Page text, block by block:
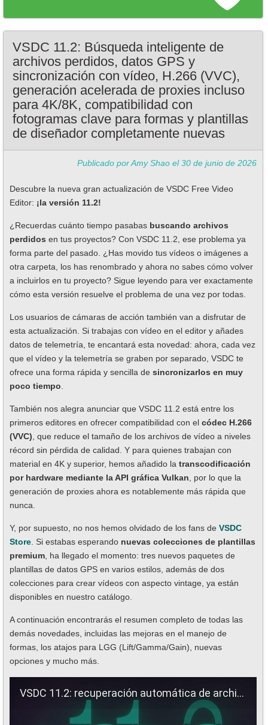
VSDC 11.2: Búsqueda inteligente de
archivos perdidos, datos GPS y
sincronización con vídeo, H.266 (VVC),
generación acelerada de proxies incluso
para 4K/8K, compatibilidad con
fotogramas clave para formas y plantillas
de diseñador completamente nuevas
Publicado por Amy Shao el30 de junio de 2026
Descubre la nueva gran actualización de VSDC Free Video
Editor: ¡la versión 11.2!
¿Recuerdas cuánto tiempo pasabas buscando archivos
perdidos en tus proyectos? Con VSDC 11.2, ese problema ya
forma parte del pasado. ¿Has movido tus vídeos o imágenes a
otra carpeta, los has renombrado y ahora no sabes cómo volver
a incluirlos en tu proyecto? Sigue leyendo para ver exactamente
cómo esta versión resuelve el problema de una vez por todas.
Los usuarios de cámaras de acción también van a disfrutar de
esta actualización. Si trabajas con vídeo en el editor y añades
datos de telemetría, te encantará esta novedad: ahora, cada vez
que el vídeo y la telemetría se graben por separado, VSDC te
ofrece una forma rápida y sencilla de sincronizarlos en muy
poco tiempo
También nos alegra anunciar que VSDC 11.2 está entre los
primeros editores en ofrecer compatibilidad con el códec H.266
(VVC) , que reduce el tamaño de los archivos de vídeo a niveles
récord sin pérdida de calidad. Y para quienes trabajan con
material en 4K y superior, hemos añadido la transcodificación
por hardware mediante la API gráfica Vulkan , por lo que la
generación de proxies ahora es notablemente más rápida que
nunca.
Y, por supuesto, no nos hemos olvidado de los fans de VSDC
Store . Si estabas esperando nuevas colecciones de plantillas
premium , ha llegado el momento: tres nuevos paquetes de
plantillas de datos GPS en varios estilos, además de dos
colecciones para crear vídeos con aspecto vintage, ya están
disponibles en nuestro catálogo.
A continuación encontrarás el resumen completo de todas las
demás novedades, incluidas las mejoras en el manejo de
formas, los atajos para LGG (Lift/Gamma/Gain), nuevas
opciones y mucho más.
VSDC 11.2: recuperación automática de archivos, sincronización vídeo-telemetría, H.266 (VVC) y mucho más